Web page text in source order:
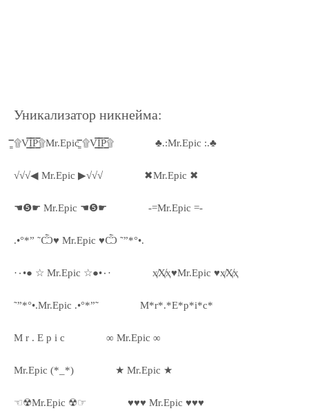
Уникализатор никнейма:
۩͇̿V͇̿I͇̿P͇̿۩Mr.Epic ۩͇̿V͇̿I͇̿P͇̿۩ ♣.:Mr.Epic :.♣
√√√◀ Mr.Epic ▶√√√ ✖Mr.Epic ✖
☚❺☛ Mr.Epic ☚❺☛ -=Mr.Epic =-
.•°*” ˜Ѽ♥ Mr.Epic ♥Ѽ ˜”*°•.
·٠•● ☆ Mr.Epic ☆●•٠· ҳ̸Ҳ̸ҳ♥Mr.Epic ♥ҳ̸Ҳ̸ҳ
˜”*°•.Mr.Epic .•°*”˜ M*r*.*E*p*i*c*
M r . E p i c ∞ Mr.Epic ∞
Mr.Epic (*_*) ★ Mr.Epic ★
☜☢Mr.Epic ☢☞ ♥♥♥ Mr.Epic ♥♥♥